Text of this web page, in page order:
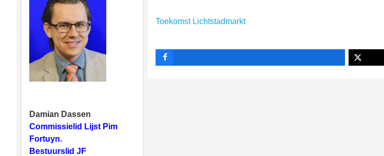
Damian Dassen
Commissielid Lijst Pim
Fortuyn.
Bestuurslid JF
Toekomst Lichtstadmarkt